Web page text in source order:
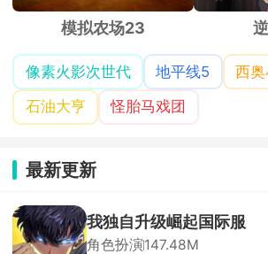
模拟农场23
像素火影次世代 地平线5
西
石油大亨
怪胎马戏团
最新更新
我独自升级崛起国际服
角色扮演147.48M